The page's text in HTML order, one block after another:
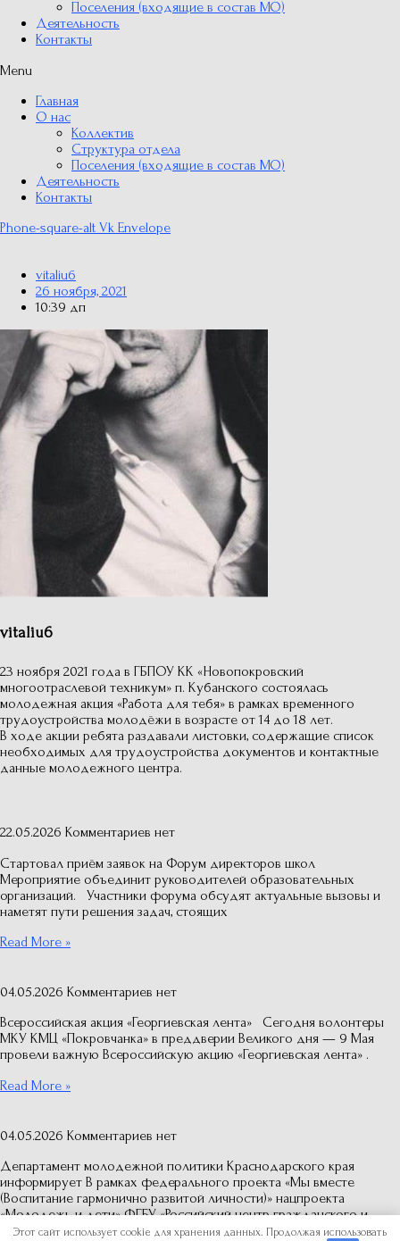
Поселения (входящие в состав МО)
Деятельность
Контакты
Menu
Главная
О нас
Коллектив
Структура отдела
Поселения (входящие в состав МО)
Деятельность
Контакты
Phone-square-alt Vk Envelope
vitaliu6
26 ноября, 2021
10:39 дп
vitaliu6
23 ноября 2021 года в ГБПОУ КК «Новопокровский
многоотраслевой техникум» п. Кубанского состоялась
молодежная акция «Работа для тебя» в рамках временного
трудоустройства молодёжи в возрасте от 14 до 18 лет.
В ходе акции ребята раздавали листовки, содержащие список
необходимых для трудоустройства документов и контактные
данные молодежного центра.
22.05.2026 Комментариев нет
Стартовал приём заявок на Форум директоров школ
Мероприятие объединит руководителей образовательных
организаций. Участники форума обсудят актуальные вызовы и
наметят пути решения задач, стоящих
Read More »
04.05.2026 Комментариев нет
Всероссийская акция «Георгиевская лента» Сегодня волонтеры
МКУ КМЦ «Покровчанка» в преддверии Великого дня — 9 Мая
провели важную Всероссийскую акцию «Георгиевская лента» .
Read More »
04.05.2026 Комментариев нет
Департамент молодежной политики Краснодарского края
информирует В рамках федерального проекта «Мы вместе
(Воспитание гармонично развитой личности)» нацпроекта
«Молодежь и дети» ФГБУ «Российский центр гражданского и
Этот сайт использует cookie для хранения данных. Продолжая использовать